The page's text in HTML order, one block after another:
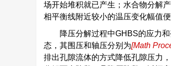
场开始堆积就已产生；水合物分解
相平衡线附近较小的温压变化幅值
降压分解过程中GHBS的应力
态，其围压和轴压分别为[Math
σ 3
排出孔隙流体的方式降低孔隙压力